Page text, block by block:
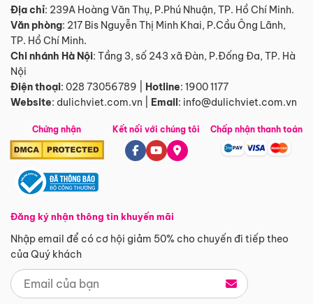
Địa chỉ: 239A Hoàng Văn Thụ, P.Phú Nhuận, TP. Hồ Chí Minh.
Văn phòng: 217 Bis Nguyễn Thị Minh Khai, P.Cầu Ông Lãnh,
TP. Hồ Chí Minh.
Chi nhánh Hà Nội: Tầng 3, số 243 xã Đàn, P.Đống Đa, TP. Hà
Nội
Điện thoại: 028 73056789 Hotline: 1900 1177
Website: dulichviet.com.vn Email: info@dulichviet.com.vn
Chứng nhận
Đăng ký nhận thông tin khuyến mãi
Nhập email để có cơ hội giảm 50% cho chuyến đi tiếp theo
của Quý khách
Kết nối với chúng tôi Chấp nhận thanh toán